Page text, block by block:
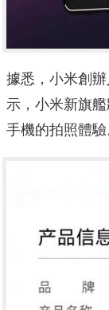
據悉，小米創
示，小米新旗
手機的拍照體驗